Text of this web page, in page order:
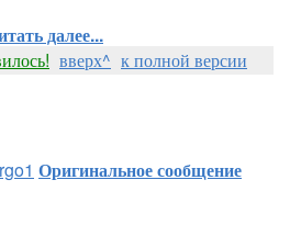
далее...
вверх^ к полной версии
Оригинальное сообщение